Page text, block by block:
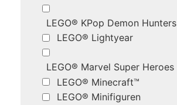
LEGO® KPop Demon Hunters
LEGO® Lightyear
LEGO® Marvel Super Heroes
LEGO® Minecraft™
LEGO® Minifiguren